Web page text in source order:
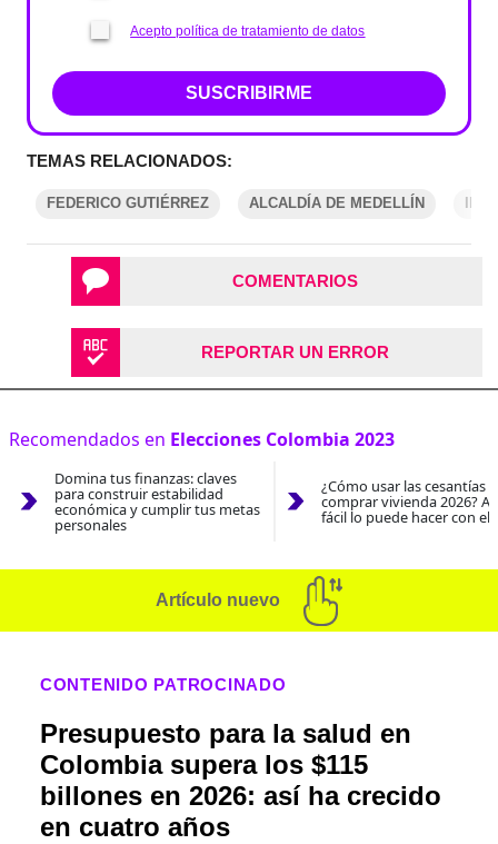
Acepto política de tratamiento de datos
SUSCRIBIRME
TEMAS RELACIONADOS:
FEDERICO GUTIÉRREZ ALCALDÍA DE MEDELLÍN
COMENTARIOS
REPORTAR UN ERROR
Recomendados en Elecciones Colombia 2023
Domina tus finanzas: claves
para construir estabilidad
económica y cumplir tus metas
personales
¿Cómo usar las cesantías
comprar vivienda 2026?
fácil lo puede hacer con el
Artículo nuevo
CONTENIDO PATROCINADO
Presupuesto para la salud en
Colombia supera los $115
billones en 2026: así ha crecido
en cuatro años